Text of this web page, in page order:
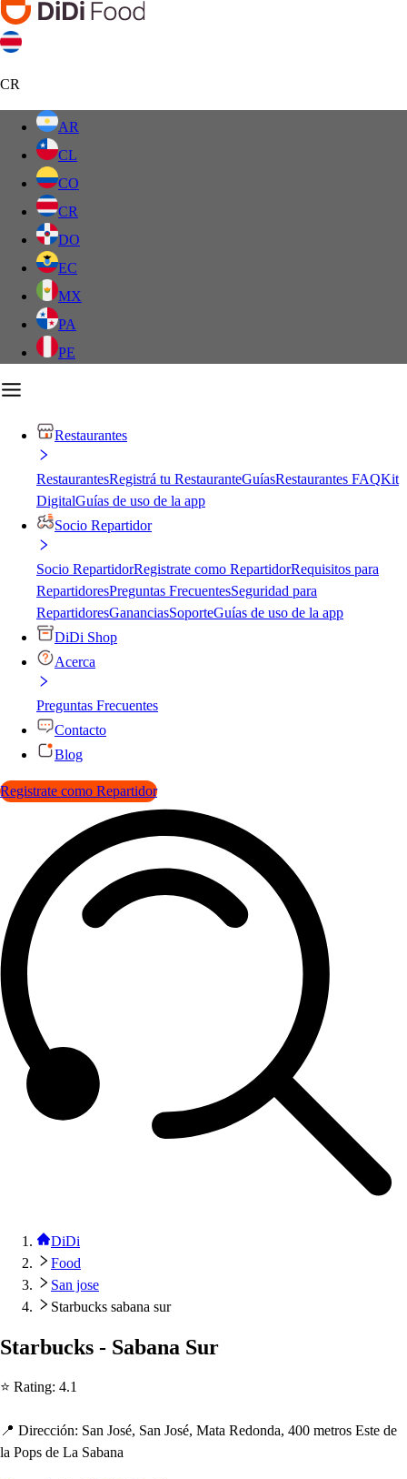
CR
AR
CL
CO
CR
DO
EC
MX
PA
PE
Restaurantes
RestaurantesRegistrá tu RestauranteGuíasRestaurantes FAQKit
DigitalGuías de uso de la app
Socio Repartidor
Socio RepartidorRegistrate como RepartidorRequisitos para
RepartidoresPreguntas FrecuentesSeguridad para
RepartidoresGananciasSoporteGuías de uso de la app
DiDi Shop
Acerca
Preguntas Frecuentes
Contacto
Blog
Registrate como Repartidor
DiDi
Food
San jose
Starbucks sabana sur
Starbucks - Sabana Sur
⭐ Rating: 4.1
📍 Dirección: San José, San José, Mata Redonda, 400 metros Este de
la Pops de La Sabana